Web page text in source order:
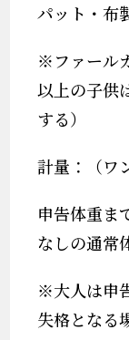
パット・布
※ファール
以上の子供
する）
計量：（ワ
申告体重ま
なしの通常
※大人は申
失格となる